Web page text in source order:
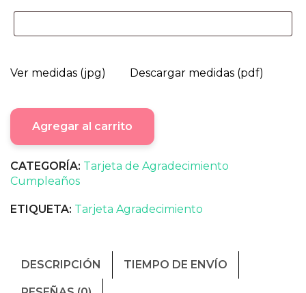
Ver medidas (jpg) Descargar medidas (pdf)
Agregar al carrito
CATEGORÍA: Tarjeta de Agradecimiento
Cumpleaños
ETIQUETA: Tarjeta Agradecimiento
DESCRIPCIÓN TIEMPO DE ENVÍO